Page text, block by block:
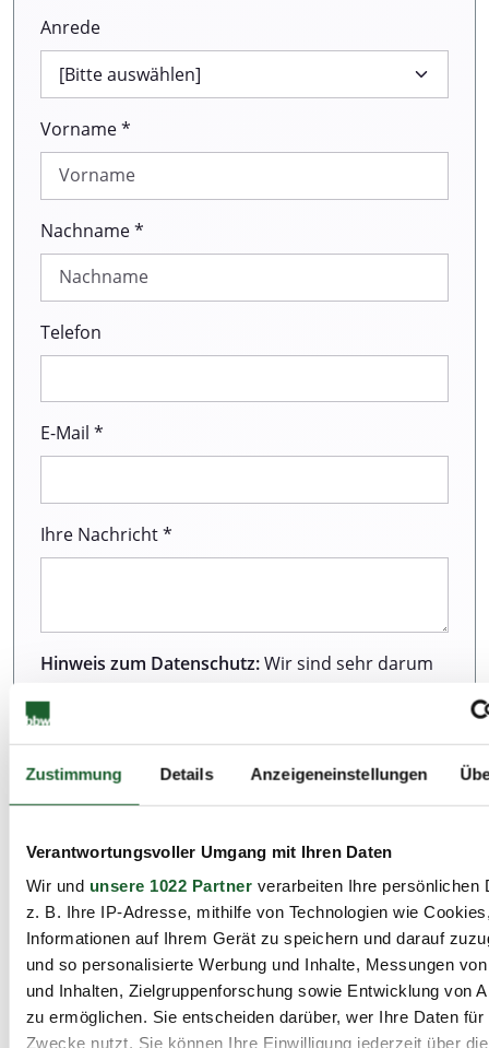
Zustimmung Details Anzeigeneinstellungen
Verantwortungsvoller Umgang mit Ihren Daten
Wir und unsere 1022 Partnerverarbeiten Ihre persönlichen
z. B. Ihre IP-Adresse, mithilfe von Technologien wie
Informationen auf Ihrem Gerät zu speichern und darauf
und so personalisierte Werbung und Inhalte, Messungen
und Inhalten, Zielgruppenforschung sowie Entwicklung von
zu ermöglichen. Sie entscheiden darüber, wer Ihre Daten für
Zwecke nutzt. Sie können Ihre Einwilligung jederzeit über
Anrede
Vorname *
Nachname *
Telefon
E-Mail *
Ihre Nachricht *
Hinweis zum Datenschutz:Wir sind sehr darum
unserer Webseite einen ausgezeichneten Service
zu bieten. Dazu gehört auch der Schutz Ihrer
Daten. Weitere Informationen zur Erhebung und
Verarbeitung personenbezogener Daten können
Ich habe die Datenschutzbestimmungen zur
Kenntnis genommen.*